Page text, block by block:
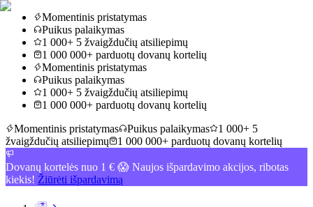
Momentinis pristatymas
Puikus palaikymas
1 000+ 5 žvaigždučių atsiliepimų
1 000 000+ parduotų dovanų kortelių
Momentinis pristatymas
Puikus palaikymas
1 000+ 5 žvaigždučių atsiliepimų
1 000 000+ parduotų dovanų kortelių
Momentinis pristatymas
Puikus palaikymas
1 000+ 5
žvaigždučių atsiliepimų
1 000 000+ parduotų dovanų kortelių
Dovanų kortelės nuo 1 € 😱 Naujos išpardavimo akcijos, ribotas
kiekis! Žiūrėti išpardavimą